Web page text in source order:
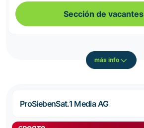
Sección de vacantes
más info
ProSiebenSat.1 Media AG